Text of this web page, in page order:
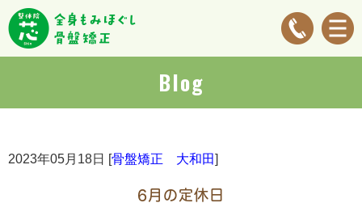
Blog
2023年05月18日 [骨盤矯正 大和田]
6月の定休日